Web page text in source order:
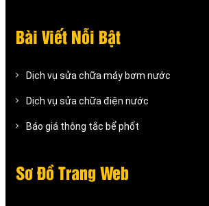
Bài Viết Nỗi Bật
Dịch vụ sửa chữa máy bơm nước
Dịch vụ sửa chữa điện nước
Báo giá thông tắc bể phốt
Sơ Đồ Trang Web